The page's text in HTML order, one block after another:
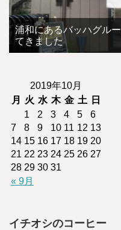
浦和にあるバッハグル
てきました
2019年10月
月
火 水 木 金 土 日
« 9月
1 2 3 4 5
6
7
8 9 10 11 12 13
14 15 16 17 18 19 20
21 22 23 24 25 26 27
28 29 30 31
イチオシのコーヒー